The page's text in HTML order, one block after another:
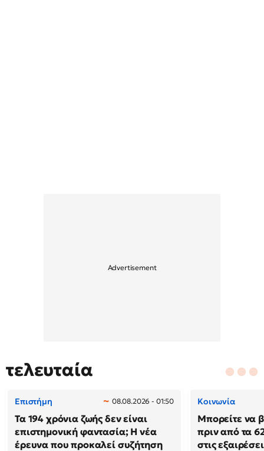
τελευταία
Επιστήμη 08.08.2026 - 01:50
Τα 194 χρόνια ζωής δεν είναι
επιστημονική φαντασία; Η νέα
έρευνα που προκαλεί συζήτηση
Κοινωνία
Μπορείτε να
πριν από τα
στις